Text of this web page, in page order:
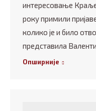
интересовање
року примили
колико је и било
представила
Опширније